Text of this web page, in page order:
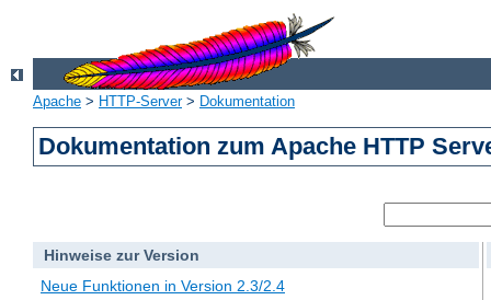
Apache > HTTP-Server> Dokumentation
Dokumentation zum Apache HTTP
Hinweise zur Version
Neue Funktionen in Version 2.3/2.4